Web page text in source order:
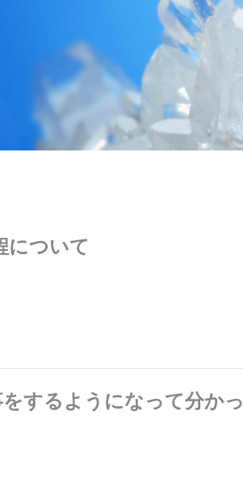
について
をするようになって分かっ